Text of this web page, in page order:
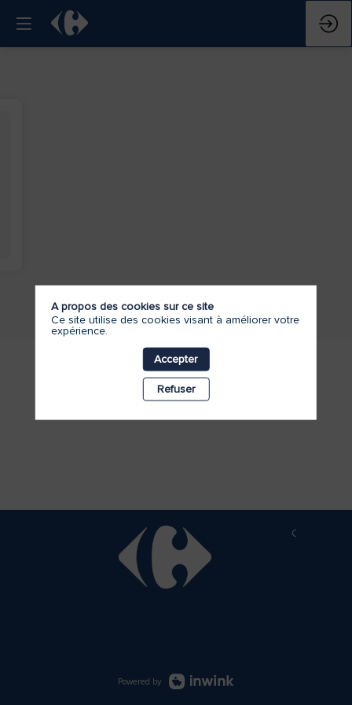
Copyright
Powered by
A propos des cookies sur ce site
Ce site utilise des cookies visant à améliorer votre
expérience.
Accepter
Refuser